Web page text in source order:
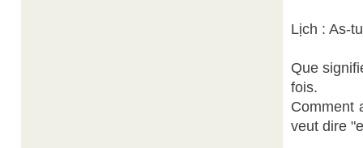
Lịch : As-
Que
fois.
Comment
veut dire